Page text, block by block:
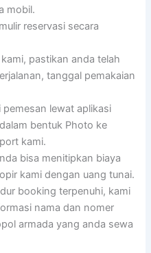
mobil.
reservasi secara
pastikan anda telah
tanggal pemakaian
lewat aplikasi
bentuk Photo ke
kami.
bisa menitipkan biaya
kami dengan uang tunai.
booking terpenuhi, kami
nama dan nomer
armada yang anda sewa